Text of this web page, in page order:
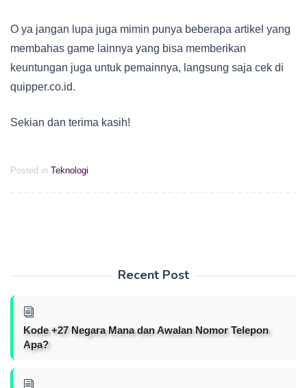
O ya jangan lupa juga mimin punya beberapa artikel yang
membahas game lainnya yang bisa memberikan
keuntungan juga untuk pemainnya, langsung saja cek di
quipper.co.id.
Sekian dan terima kasih!
Posted in Teknologi
Recent Post
Kode +27 Negara Mana dan Awalan Nomor Telepon
Apa?